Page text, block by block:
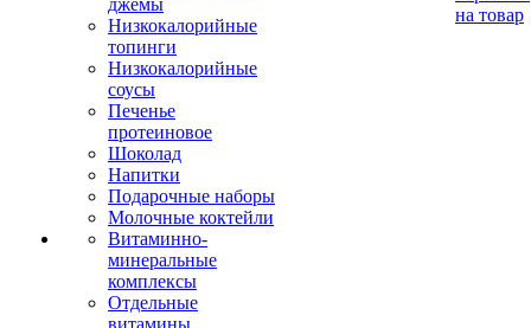
джемы
Низкокалорийные
топинги
Низкокалорийные
соусы
Печенье
протеиновое
Шоколад
Напитки
Подарочные наборы
Молочные коктейли
Витаминно-
минеральные
комплексы
Отдельные
витамины
на товар